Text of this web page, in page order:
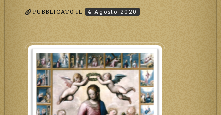
PUBBLICATO IL 4 Agosto 2020